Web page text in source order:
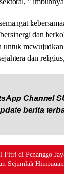
”
dan
untuk
dan
Channel
berita
Fitri di Penanggo
Sejumlah Himbauan